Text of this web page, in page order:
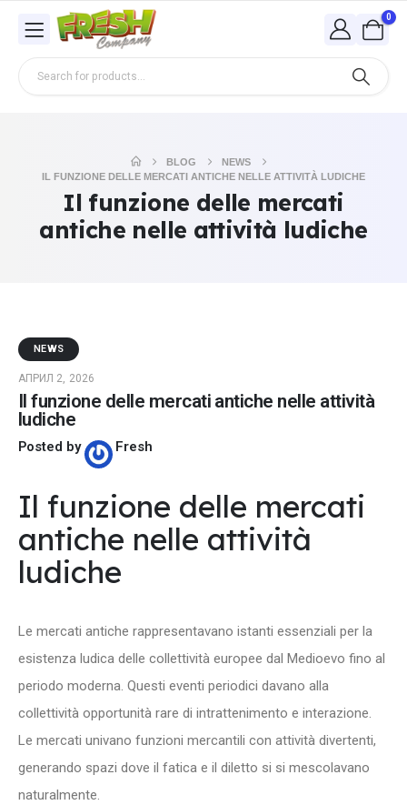
0
BLOG
NEWS
IL FUNZIONE DELLE MERCATI ANTICHE NELLE ATTIVITÀ LUDICHE
Il funzione delle mercati
antiche nelle attività ludiche
NEWS
АПРИЛ 2, 2026
Il funzione delle mercati antiche nelle attività
ludiche
Posted by Fresh
Il funzione delle mercati
antiche nelle attività
ludiche
Le mercati antiche rappresentavano istanti essenziali per la
esistenza ludica delle collettività europee dal Medioevo fino al
periodo moderna. Questi eventi periodici davano alla
collettività opportunità rare di intrattenimento e interazione.
Le mercati univano funzioni mercantili con attività divertenti,
generando spazi dove il fatica e il diletto si si mescolavano
naturalmente.